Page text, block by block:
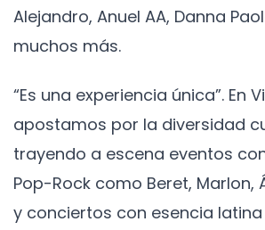
Alejandro, Anuel AA, Danna
muchos más.
“Es una experiencia única”. En
apostamos por la diversidad
trayendo a escena eventos
Pop-Rock como Beret, Marlon,
y conciertos con esencia